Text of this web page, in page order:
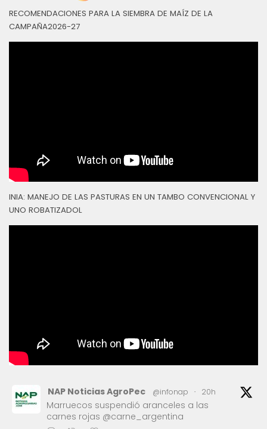
RECOMENDACIONES PARA LA SIEMBRA DE MAÍZ DE LA
CAMPAÑA2026-27
INIA: MANEJO DE LAS PASTURAS EN UN TAMBO CONVENCIONAL Y
UNO ROBATIZADOL
NAP Noticias AgroPec @infonap · 20h
Marruecos suspendió aranceles a las
carnes rojas @carne_argentina